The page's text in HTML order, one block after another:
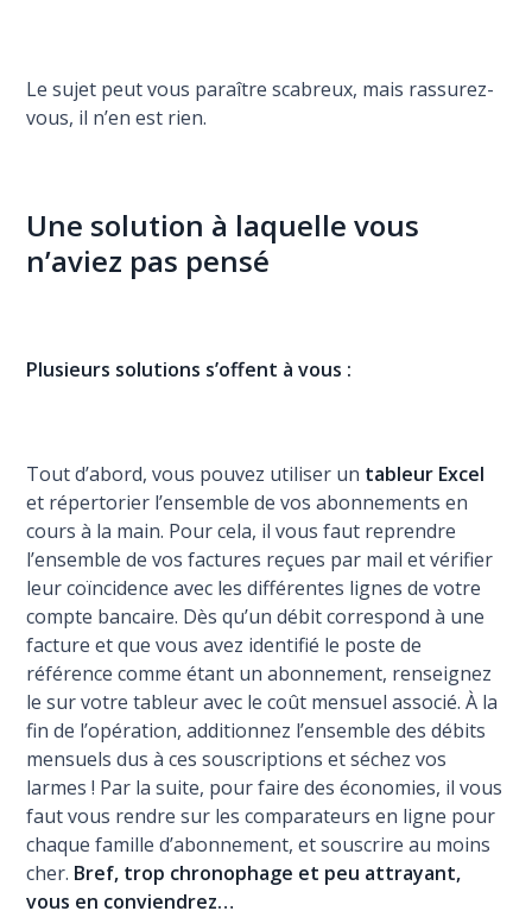
Le sujet peut vous paraître scabreux, mais rassurez-
vous, il n’en est rien.
Une solution à laquelle vous
n’aviez pas pensé
Plusieurs solutions s’offent à vous :
Tout d’abord, vous pouvez utiliser un tableur Excel
et répertorier l’ensemble de vos abonnements en
cours à la main. Pour cela, il vous faut reprendre
l’ensemble de vos factures reçues par mail et vérifier
leur coïncidence avec les différentes lignes de votre
compte bancaire. Dès qu’un débit correspond à une
facture et que vous avez identifié le poste de
référence comme étant un abonnement, renseignez
le sur votre tableur avec le coût mensuel associé. À la
fin de l’opération, additionnez l’ensemble des débits
mensuels dus à ces souscriptions et séchez vos
larmes ! Par la suite, pour faire des économies, il vous
faut vous rendre sur les comparateurs en ligne pour
chaque famille d’abonnement, et souscrire au moins
cher. Bref, trop chronophage et peu attrayant,
vous en conviendrez…